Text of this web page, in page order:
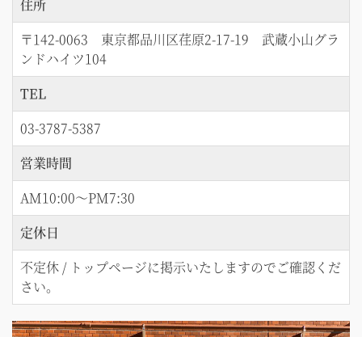
住所
〒142-0063 東京都品川区荏原2-17-19 武蔵小山グラ
ンドハイツ104
TEL
03-3787-5387
営業時間
AM10:00～PM7:30
定休日
不定休 / トップページに掲示いたしますのでご確認くだ
さい。